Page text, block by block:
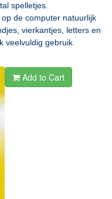
spelletjes.
de computer natuurlijk
vierkantjes, letters en
veelvuldig gebruik
Add to Cart